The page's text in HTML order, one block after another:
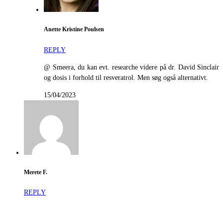
Anette Kristine Poulsen
REPLY
@ Smeera, du kan evt. researche videre på dr. David Sinclair
og dosis i forhold til resveratrol. Men søg også alternativt.
15/04/2023
Merete F.
REPLY